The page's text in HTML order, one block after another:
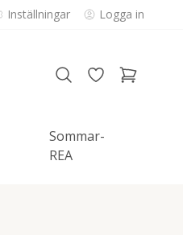
Inställningar Logga in
Sommar-
REA